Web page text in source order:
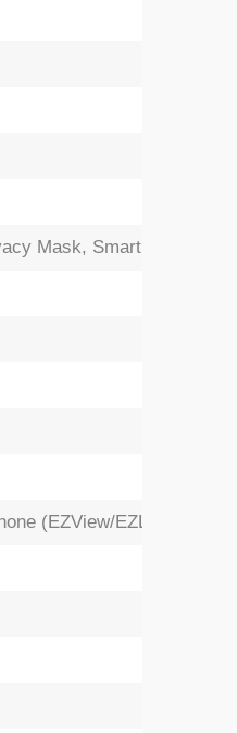
Mask, Smart IR
(EZView/EZLive)